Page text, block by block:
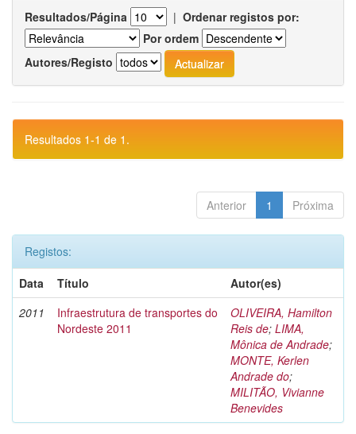
Resultados/Página | Ordenar registos por:
Por ordem
Autores/Registo
Resultados 1-1 de 1.
Anterior 1 Próxima
Registos:
Data
Título
Autor(es)
2011
Infraestrutura de transportes do
Nordeste 2011
OLIVEIRA, Hamilton
Reis de; LIMA,
Mônica de Andrade;
MONTE, Kerlen
Andrade do;
MILITÃO, Vivianne
Benevides